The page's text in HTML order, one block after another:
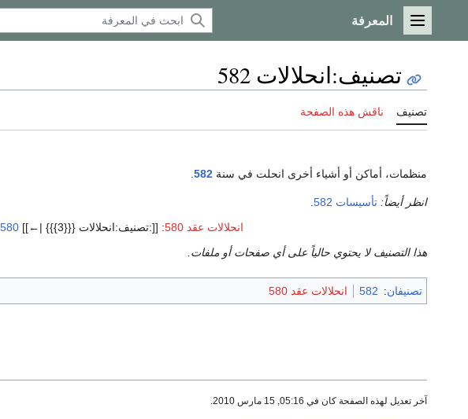
القائمة الرئيسية
المعرفة
تصنيف:انحلالات 582
تصنيف ناقش هذه الصفحة
منظمات، أماكن أو أشياء أخرى انحلت في سنة 582
انظر أيضاً: تأسيسات 582
انحلالات عقد 580
: [[:تصنيف:انحلالات {{{3}}} |←]] 580
هذا التصنيف لا يحتوي حالياً على أي صفحات أو ملفات.
تصنيفان:
582 انحلالات عقد 580
آخر تعديل لهذه الصفحة كان في 05:16, 15 مارس 2010.